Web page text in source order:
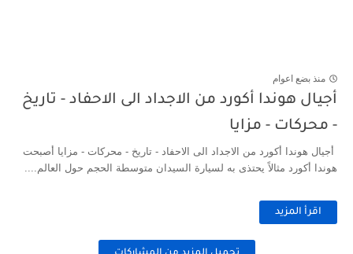
منذ بضع اعوام
أجيال هوندا أكورد من الاجداد الى الاحفاد - تاريخ
- محركات - مزايا
أجيال هوندا أكورد من الاجداد الى الاحفاد - تاريخ - محركات - مزايا أصبحت
هوندا أكورد مثالاً يحتذى به لسيارة السيدان متوسطة الحجم حول العالم....
اقرأ المزيد